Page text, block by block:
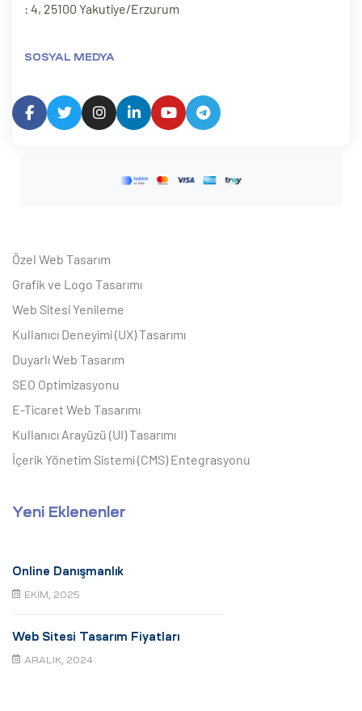
: 4, 25100 Yakutiye/Erzurum
SOSYAL MEDYA
Özel Web Tasarım
Grafik ve Logo Tasarımı
Web Sitesi Yenileme
Kullanıcı Deneyimi (UX) Tasarımı
Duyarlı Web Tasarım
SEO Optimizasyonu
E-Ticaret Web Tasarımı
Kullanıcı Arayüzü (UI) Tasarımı
İçerik Yönetim Sistemi (CMS) Entegrasyonu
Yeni Eklenenler
Online Danışmanlık
EKIM, 2025
Web Sitesi Tasarım Fiyatları
ARALIK, 2024